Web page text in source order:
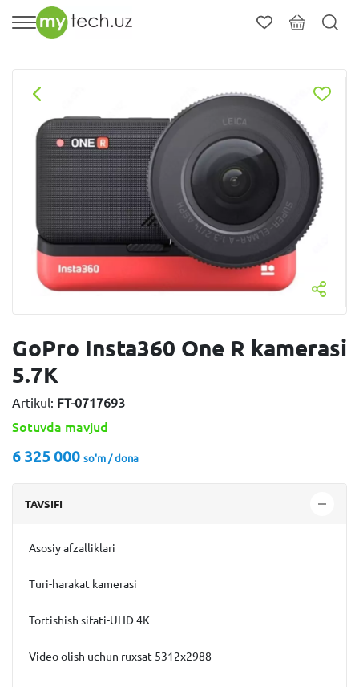
GoPro Insta360 One R kamerasi
5.7K
Artikul: FT-0717693
Sotuvda mavjud
6 325 000 so'm / dona
TAVSIFI
Asosiy afzalliklari
Turi-harakat kamerasi
Tortishish sifati-UHD 4K
Video olish uchun ruxsat-5312x2988